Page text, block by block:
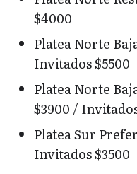
$4000
Platea Norte
Invitados $5500
Platea Norte
$3900 /
Platea Sur
Invitados $3500